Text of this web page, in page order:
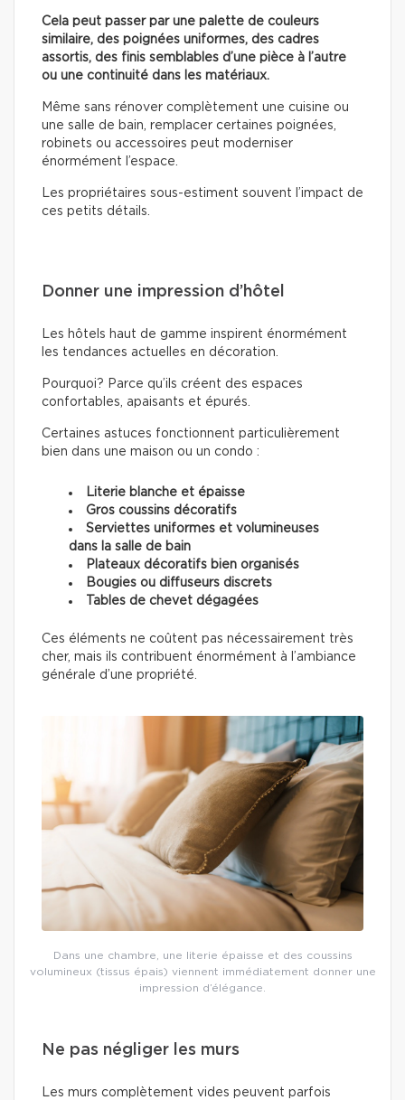
Cela peut passer par une palette de couleurs
similaire, des poignées uniformes, des cadres
assortis, des finis semblables d’une pièce à l’autre
ou une continuité dans les matériaux.
Même sans rénover complètement une cuisine ou
une salle de bain, remplacer certaines poignées,
robinets ou accessoires peut moderniser
énormément l’espace.
Les propriétaires sous-estiment souvent l’impact de
ces petits détails.
Donner une impression d’hôtel
Les hôtels haut de gamme inspirent énormément
les tendances actuelles en décoration.
Pourquoi? Parce qu’ils créent des espaces
confortables, apaisants et épurés.
Certaines astuces fonctionnent particulièrement
bien dans une maison ou un condo :
Literie blanche et épaisse
Gros coussins décoratifs
Serviettes uniformes et volumineuses
dans la salle de bain
Plateaux décoratifs bien organisés
Bougies ou diffuseurs discrets
Tables de chevet dégagées
Ces éléments ne coûtent pas nécessairement très
cher, mais ils contribuent énormément à l’ambiance
générale d’une propriété.
Dans une chambre, une literie épaisse et des coussins
volumineux (tissus épais) viennent immédiatement donner une
impression d’élégance.
Ne pas négliger les murs
Les murs complètement vides peuvent parfois